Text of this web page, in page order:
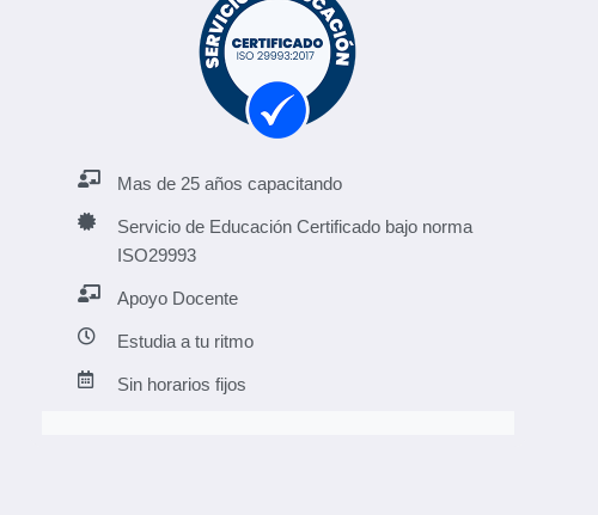
Mas de 25 años capacitando
Servicio de Educación Certificado bajo norma
ISO29993
Apoyo Docente
Estudia a tu ritmo
Sin horarios fijos